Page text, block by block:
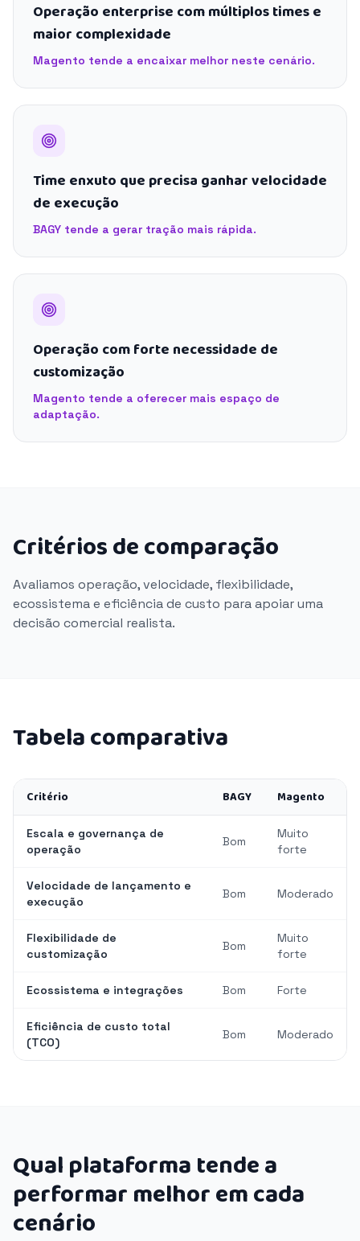
Operação enterprise com múltiplos times e
maior complexidade
Magento tende a encaixar melhor neste cenário.
Time enxuto que precisa ganhar velocidade
de execução
BAGY tende a gerar tração mais rápida.
Operação com forte necessidade de
customização
Magento tende a oferecer mais espaço de
adaptação.
Critérios de comparação
Avaliamos operação, velocidade, flexibilidade,
ecossistema e eficiência de custo para apoiar uma
decisão comercial realista.
Tabela comparativa
Critério BAGY Magento
Escala e governança de
operação
Bom
Muito
forte
Velocidade de lançamento e
execução
Bom Moderado
Flexibilidade de
customização
Bom
Muito
forte
Ecossistema e integrações Bom Forte
Eficiência de custo total
(TCO)
Bom Moderado
Qual plataforma tende a
performar melhor em cada
cenário